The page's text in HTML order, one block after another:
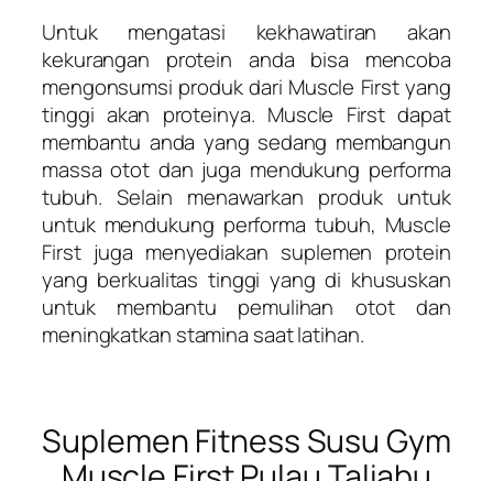
Untuk mengatasi kekhawatiran akan
kekurangan protein anda bisa mencoba
mengonsumsi produk dari Muscle First yang
tinggi akan proteinya. Muscle First dapat
membantu anda yang sedang membangun
massa otot dan juga mendukung performa
tubuh. Selain menawarkan produk untuk
untuk mendukung performa tubuh, Muscle
First juga menyediakan suplemen protein
yang berkualitas tinggi yang di khususkan
untuk membantu pemulihan otot dan
meningkatkan stamina saat latihan.
Suplemen Fitness Susu Gym